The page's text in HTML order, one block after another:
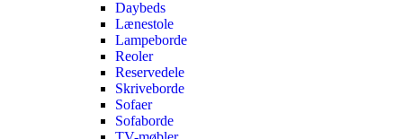
Daybeds
Lænestole
Lampeborde
Reoler
Reservedele
Skriveborde
Sofaer
Sofaborde